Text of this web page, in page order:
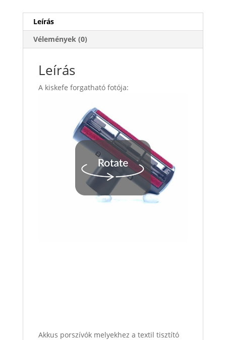
Leírás
Vélemények (0)
Leírás
A kiskefe forgatható fotója:
Akkus porszívók melyekhez a textil tisztító